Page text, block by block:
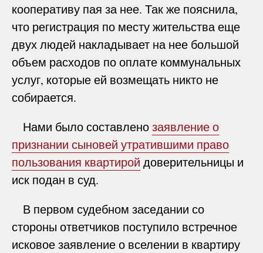
кооперативу пая за нее. Так же пояснила,
что регистрация по месту жительства еще
двух людей накладывает на нее большой
объем расходов по оплате коммунальных
услуг, которые ей возмещать никто не
собирается.
Нами было составленозаявление о
признании сыновей утратившими право
пользования квартирой доверительницы и
иск подан в суд.
В первом судебном заседании со
стороны ответчиков поступило встречное
исковое заявление о вселении в квартиру